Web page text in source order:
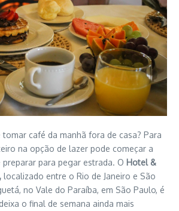
café da manhã fora de casa? Para
na opção de lazer pode começar a
para pegar estrada. O Hotel &
localizado entre o Rio de Janeiro e São
no Vale do Paraíba, em São Paulo, é
o final de semana ainda mais